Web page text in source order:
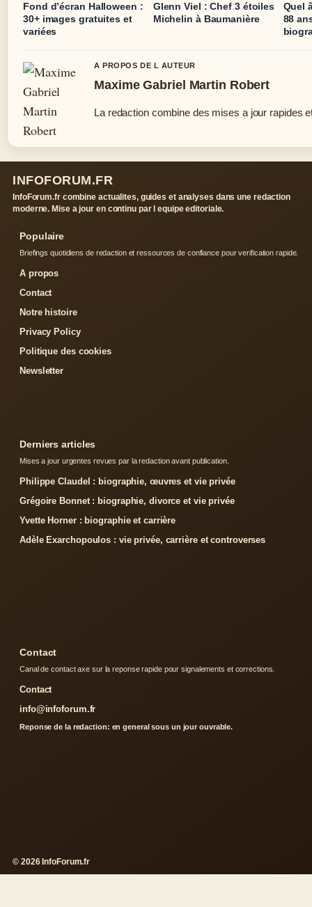
Fond d’écran Halloween :
30+ images gratuites et
variées
Glenn Viel : Chef 3 étoiles
Michelin à Baumanière
Quel
88
A PROPOS DE L AUTEUR
Maxime Gabriel Martin Robert
La redaction combine des mises a jour rapides
INFOFORUM.FR
InfoForum.fr combine actualites, guides et analyses dans une redaction
moderne. Mise a jour en continu par l equipe editoriale.
Populaire
Briefings quotidiens de redaction et ressources de confiance pour verification rapide.
A propos
Contact
Notre histoire
Privacy Policy
Politique des cookies
Newsletter
Derniers articles
Mises a jour urgentes revues par la redaction avant publication.
Philippe Claudel : biographie, œuvres et vie privée
Grégoire Bonnet : biographie, divorce et vie privée
Yvette Horner : biographie et carrière
Adèle Exarchopoulos : vie privée, carrière et controverses
Contact
Canal de contact axe sur la reponse rapide pour signalements et corrections.
Contact
info@infoforum.fr
Reponse de la redaction: en general sous un jour ouvrable.
© 2026 InfoForum.fr